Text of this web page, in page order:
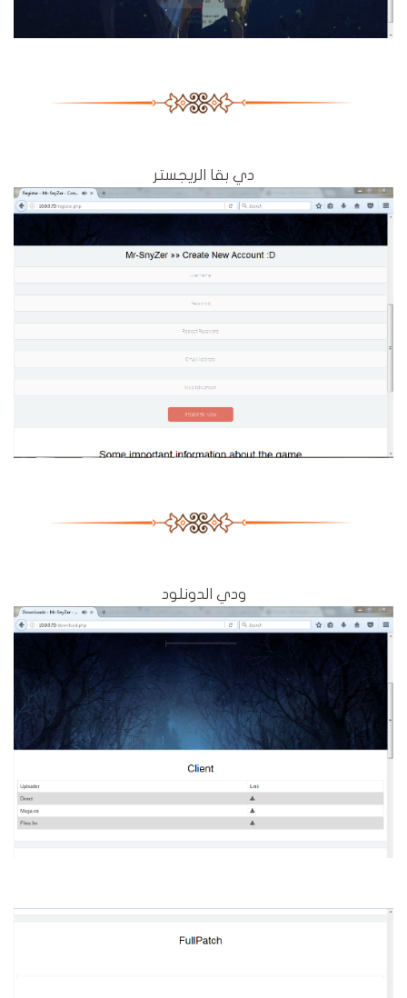
دي بقا الريجستر
ودي الدونلود